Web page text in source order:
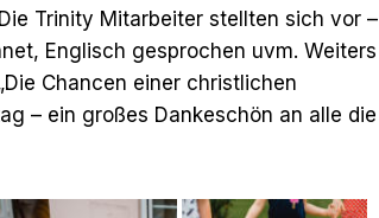
Trinity Mitarbeiter stellten sich vor –
Englisch gesprochen uvm. Weiters
Chancen einer christlichen
– ein großes Dankeschön an alle die